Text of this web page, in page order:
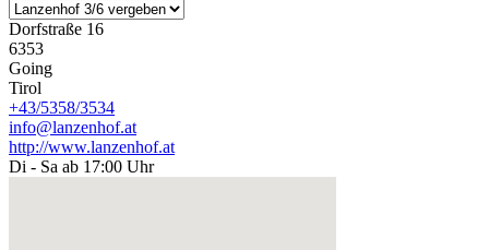
Dorfstraße 16
6353
Going
Tirol
+43/5358/3534
info@lanzenhof.at
http://www.lanzenhof.at
Di - Sa ab 17:00 Uhr